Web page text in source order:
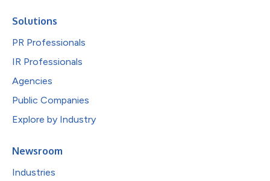
Solutions
PR Professionals
IR Professionals
Agencies
Public Companies
Explore by Industry
Newsroom
Industries